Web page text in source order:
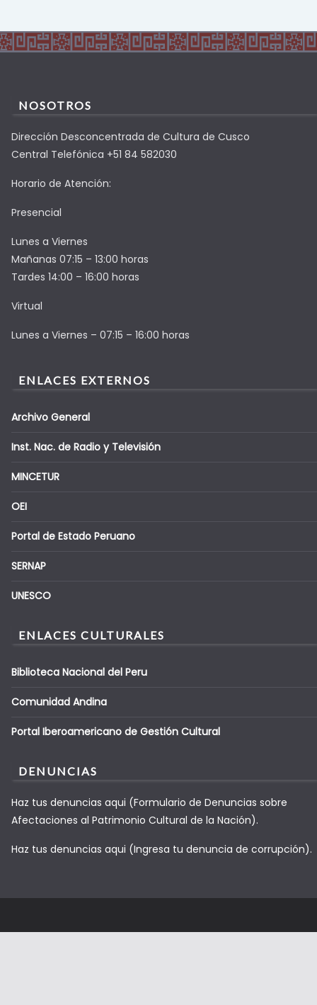
NOSOTROS
Dirección Desconcentrada de Cultura de Cusco
Central Telefónica +51 84 582030
Horario de Atención:
Presencial
Lunes a Viernes
Mañanas 07:15 – 13:00 horas
Tardes 14:00 – 16:00 horas
Virtual
Lunes a Viernes – 07:15 – 16:00 horas
ENLACES EXTERNOS
Archivo General
Inst. Nac. de Radio y Televisión
MINCETUR
OEI
Portal de Estado Peruano
SERNAP
UNESCO
ENLACES CULTURALES
Biblioteca Nacional del Peru
Comunidad Andina
Portal Iberoamericano de Gestión Cultural
DENUNCIAS
Haz tus denuncias aqui (Formulario de Denuncias sobre
Afectaciones al Patrimonio Cultural de la Nación).
Haz tus denuncias aqui (Ingresa tu denuncia de corrupción).